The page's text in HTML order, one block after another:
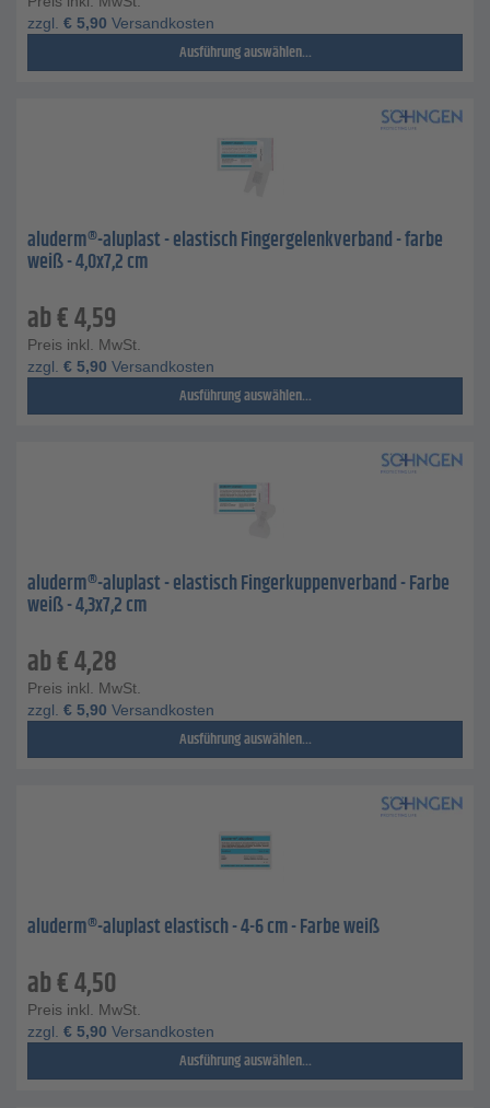
zzgl. € 5,90 Versandkosten
Ausführung auswählen...
aluderm®-aluplast - elastisch Fingergelenkverband - farbe
weiß - 4,0x7,2 cm
ab€4,59
Preis inkl. MwSt.
zzgl. € 5,90 Versandkosten
Ausführung auswählen...
aluderm®-aluplast - elastisch Fingerkuppenverband - Farbe
weiß - 4,3x7,2 cm
ab€4,28
Preis inkl. MwSt.
zzgl. € 5,90 Versandkosten
Ausführung auswählen...
aluderm®-aluplast elastisch - 4-6 cm - Farbe weiß
ab€4,50
Preis inkl. MwSt.
zzgl. € 5,90 Versandkosten
Ausführung auswählen...